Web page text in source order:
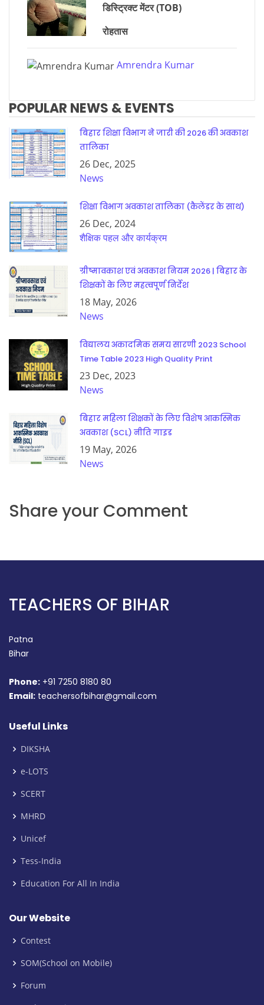
डिस्ट्रिक्ट मेंटर (TOB)
रोहतास
Amrendra Kumar
POPULAR NEWS & EVENTS
बिहार शिक्षा विभाग ने जारी की 2026 की अवकाश
तालिका
26 Dec, 2025
News
शिक्षा विभाग अवकाश तालिका (कैलेंडर के साथ)
26 Dec, 2024
शैक्षिक पहल और कार्यक्रम
ग्रीष्मावकाश एवं अवकाश नियम 2026 | बिहार के
शिक्षकों के लिए महत्वपूर्ण निर्देश
18 May, 2026
News
विद्यालय अकादमिक समय सारणी 2023 School
Time Table 2023 High Quality Print
23 Dec, 2023
News
बिहार महिला शिक्षकों के लिए विशेष आकस्मिक
अवकाश (SCL) नीति गाइड
19 May, 2026
News
Share your Comment
TEACHERS OF BIHAR
Patna
Bihar
Phone: +91 7250 8180 80
Email: teachersofbihar@gmail.com
Useful Links
DIKSHA
e-LOTS
SCERT
MHRD
Unicef
Tess-India
Education For All In India
Our Website
Contest
SOM(School on Mobile)
Forum